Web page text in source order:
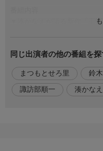
▼湊かなえが語る新作『王
スティーの魅力を熱弁!
▼湊作品『暁星』はクリス
▼クリスティー作品未読の
▼現代ミステリー作家はク
同じ出演者の他の番組を探
まつもとせろ里 鈴
諏訪部順一 湊かなえ